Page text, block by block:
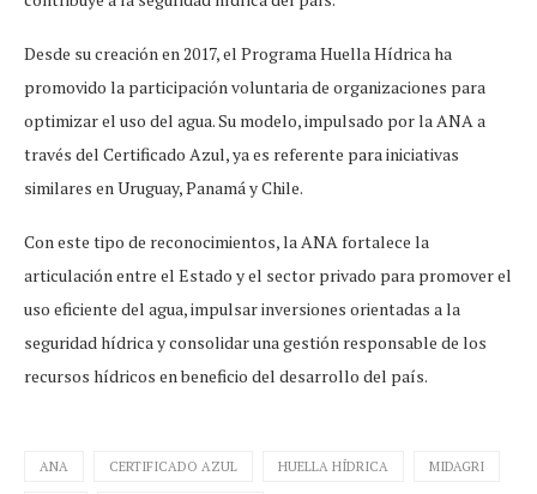
Desde su creación en 2017, el Programa Huella Hídrica ha
promovido la participación voluntaria de organizaciones para
optimizar el uso del agua. Su modelo, impulsado por la ANA a
través del Certificado Azul, ya es referente para iniciativas
similares en Uruguay, Panamá y Chile.
Con este tipo de reconocimientos, la ANA fortalece la
articulación entre el Estado y el sector privado para promover el
uso eficiente del agua, impulsar inversiones orientadas a la
seguridad hídrica y consolidar una gestión responsable de los
recursos hídricos en beneficio del desarrollo del país.
ANA CERTIFICADO AZUL HUELLA HÍDRICA MIDAGRI